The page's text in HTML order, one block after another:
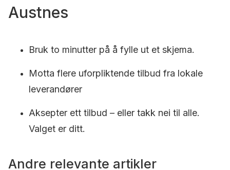
Austnes
Bruk to minutter på å fylle ut et skjema.
Motta flere uforpliktende tilbud fra lokale
leverandører
Aksepter ett tilbud – eller takk nei til alle.
Valget er ditt.
Andre relevante artikler